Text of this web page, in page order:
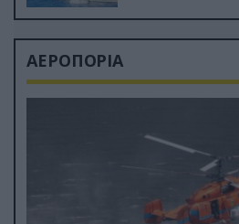
ΑΕΡΟΠΟΡΙΑ